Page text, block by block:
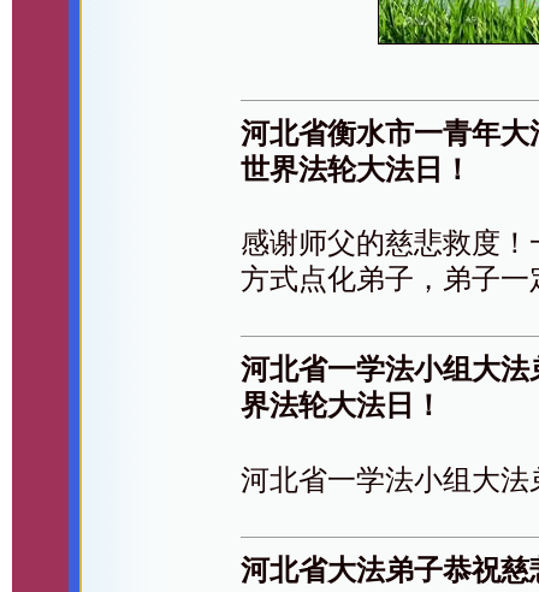
河北省衡水市一青年
世界法轮大法日！
感谢师父的慈悲救度
方式点化弟子，弟子
河北省一学法小组大
界法轮大法日！
河北省一学法小组大法
河北省大法弟子恭祝